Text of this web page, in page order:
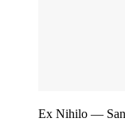
Ex Nihilo —